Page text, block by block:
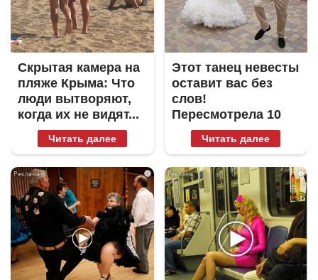
Скрытая камера на
пляже Крыма: Что
люди вытворяют,
когда их не видят...
Читать далее
Этот танец невесты
оставит вас без
слов!
Пересмотрела 10
раз
Читать далее
i i